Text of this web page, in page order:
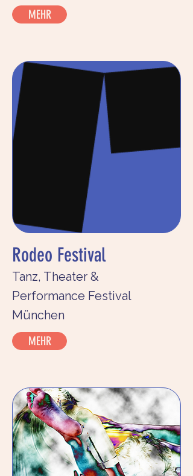
MEHR
Rodeo Festival
Tanz, Theater &
Performance Festival
München
MEHR